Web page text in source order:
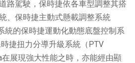
路駕駛，保時捷依各車型調整其搭
、保時捷主動式懸載調整系統
統的保時捷運動化動態底盤控制系
捷扭力分導升級系統（PTV
展現強大性能之時，亦能經由顯